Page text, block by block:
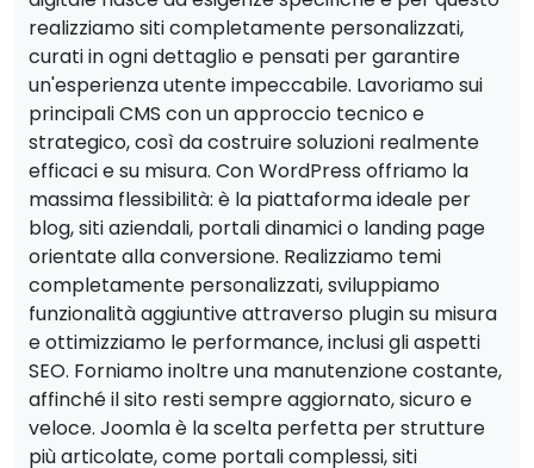
realizziamo siti completamente personalizzati,
curati in ogni dettaglio e pensati per garantire
un'esperienza utente impeccabile. Lavoriamo sui
principali CMS con un approccio tecnico e
strategico, così da costruire soluzioni realmente
efficaci e su misura. Con WordPress offriamo la
massima flessibilità: è la piattaforma ideale per
blog, siti aziendali, portali dinamici o landing page
orientate alla conversione. Realizziamo temi
completamente personalizzati, sviluppiamo
funzionalità aggiuntive attraverso plugin su misura
e ottimizziamo le performance, inclusi gli aspetti
SEO. Forniamo inoltre una manutenzione costante,
affinché il sito resti sempre aggiornato, sicuro e
veloce. Joomla è la scelta perfetta per strutture
più articolate, come portali complessi, siti